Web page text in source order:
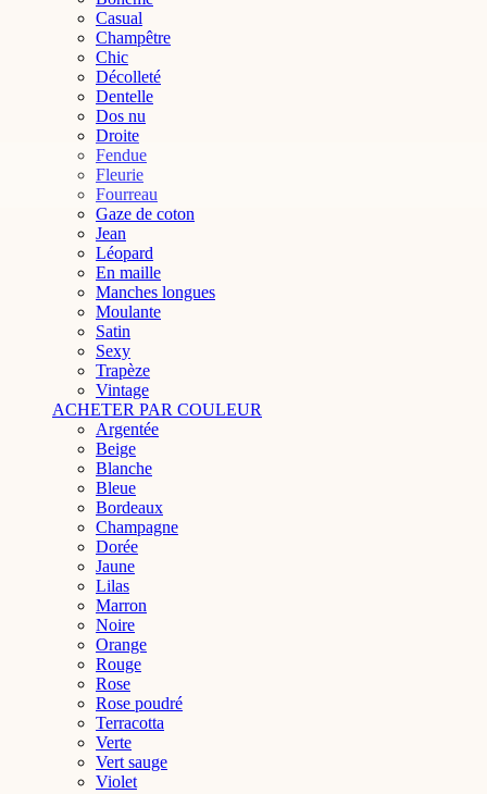
Casual
Champêtre
Chic
Décolleté
Dentelle
Dos nu
Droite
Fendue
Fleurie
Fourreau
Gaze de coton
Jean
Léopard
En maille
Manches longues
Moulante
Satin
Sexy
Trapèze
Vintage
ACHETER PAR COULEUR
Argentée
Beige
Blanche
Bleue
Bordeaux
Champagne
Dorée
Jaune
Lilas
Marron
Noire
Orange
Rouge
Rose
Rose poudré
Terracotta
Verte
Vert sauge
Violet